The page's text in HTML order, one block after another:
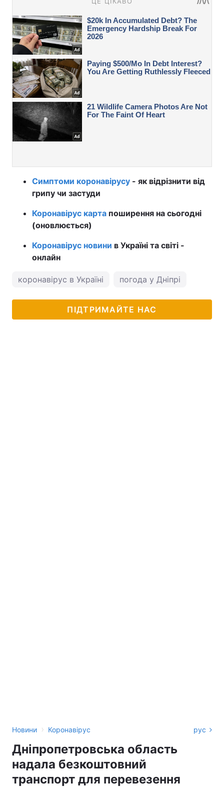
Симптоми коронавірусу - як відрізнити від
грипу чи застуди
Коронавірус карта поширення на сьогодні
(оновлюється)
Коронавірус новини в Україні та світі -
онлайн
коронавірус в Україні погода у Дніпрі
ПІДТРИМАЙТЕ НАС
Новини › Коронавірус рус
Дніпропетровська область
надала безкоштовний
транспорт для перевезення